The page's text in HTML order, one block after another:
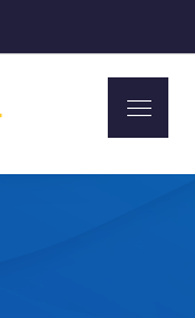
Menu